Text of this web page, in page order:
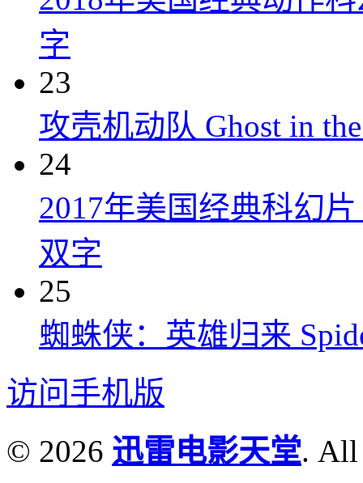
字
23
攻壳机动队 Ghost in
24
2017年美国经典科幻
双字
25
蜘蛛侠：英雄归来
访问手机版
© 2026 迅雷电影天堂. All